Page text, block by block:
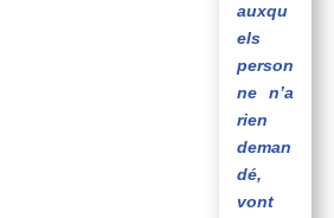
auxqu
els
person
ne n’a
rien
deman
dé,
vont